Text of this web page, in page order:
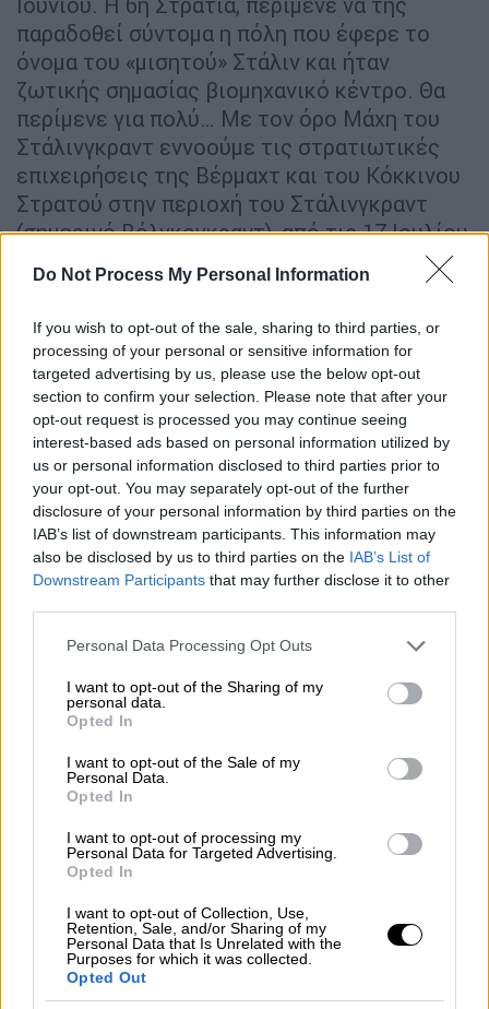
Do Not Process My Personal Information
If you wish to opt-out of the sale, sharing to third parties, or
processing of your personal or sensitive information for
targeted advertising by us, please use the below opt-out
section to confirm your selection. Please note that after your
opt-out request is processed you may continue seeing
interest-based ads based on personal information utilized by
us or personal information disclosed to third parties prior to
your opt-out. You may separately opt-out of the further
disclosure of your personal information by third parties on the
IAB’s list of downstream participants. This information may
also be disclosed by us to third parties on the IAB’s List of
Downstream Participants that may further disclose it to other
Please note that this website/app uses one or more Google
not limited to your visit or usage behaviour. You may click to
grant or deny consent to Google and its third-party tags to
use your data for below specified purposes in below Google
consent section.
Personal Data Processing Opt Outs
I want to opt-out of the Sharing of my
personal data.
Opted In
I want to opt-out of the Sale of my
Personal Data.
Opted In
I want to opt-out of processing my
Personal Data for Targeted Advertising.
Opted In
I want to opt-out of Collection, Use,
Retention, Sale, and/or Sharing of my
Personal Data that Is Unrelated with the
Purposes for which it was collected.
Opted Out
παραδοθεί σύντομα η πόλη που έφερε το
όνομα του «μισητού» Στάλιν και ήταν
ζωτικής σημασίας βιομηχανικό κέντρο. Θα
περίμενε για πολύ… Με τον όρο Μάχη του
Στάλινγκραντ εννοούμε τις στρατιωτικές
επιχειρήσεις της Βέρμαχτ και του Κόκκινου
Στρατού στην περιοχή του Στάλινγκραντ
(σημερινό Βόλγκογκραντ), από τις 17 Ιουλίου
τους
Τρεις μήνες μετά, στις 22 Σεπτεμβρίου του
’43, ο Πάουλους είχε καταλάβει το κέντρο
της πόλης και τη δεξιά όχθη του Βόλγα, αλλά
η αντίσταση των Σοβιετικών διαρκώς
σκλήραινε. Ο ανηλεής βομβαρδισμός είχε
καταστρέψει σχεδόν όλα τα κτίρια τα οποία
πλέον εμπόδιζαν τα άρματα των Γερμανών να
μπουν πόλη. Τα τανκς ήταν άχρηστα και οι
μάχες δίνονταν σώμα με σώμα και με
ελεύθερους σκοπευτές.
Γερμανός στρατιώτης έγραφε: «Φανταστείτε
το Στάλινγκραντ, 80 μέρες και νύχτες μαχών
πλέον με μέτρα, αλλά με πτώματα. Το
Στάλινγκραντ δεν είναι πλέον πόλη. Την
ημέρα είναι ένα τεράστιο σύννεφο
φλεγόμενου εκτυφλωτικού καπνού»· αυτός
ο καπνός έμελλε να τυλίξει τα όνειρα του
Χίτλερ για κυριαρχία στην Ευρώπη και να
πνίξει την 6η Στρατιά. Κι έρχεται ο χειμώνας
και το πάθημα του Μεγάλου Ναπολέοντα
γίνεται πάθημα και για το ανίκητο (έως τότε)